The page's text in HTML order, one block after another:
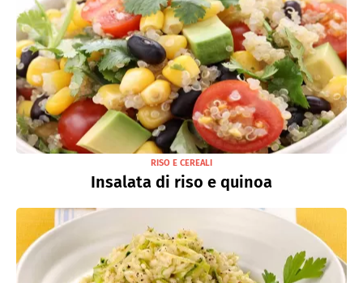
RISO E CEREALI
Insalata di riso e quinoa